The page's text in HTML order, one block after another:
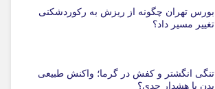
بورس تهران چگونه از ریزش به رکوردشکنی
تغییر مسیر داد؟
تنگی انگشتر و کفش در گرما؛ واکنش طبیعی
بدن یا هشدار جدی؟